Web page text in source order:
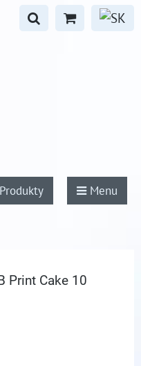
Menu
Print Cake 10